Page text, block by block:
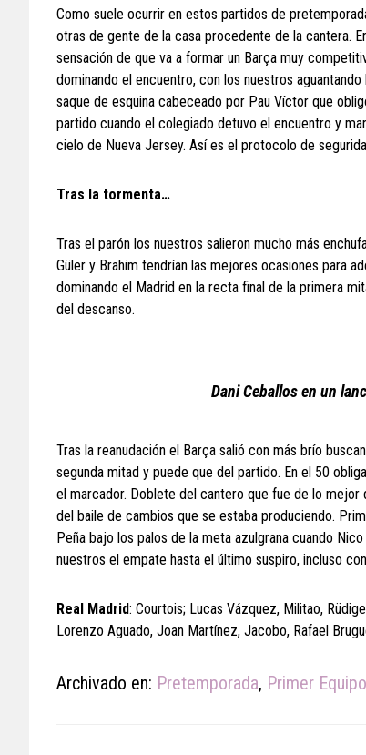
Como suele ocurrir en estos partidos de
otras de gente de la casa procedente de la cantera.
sensación de que va a formar un Barça muy
dominando el encuentro, con los nuestros
saque de esquina cabeceado por Pau Víctor que
partido cuando el colegiado detuvo el encuentro y
cielo de Nueva Jersey. Así es el protocolo de
Tras la tormenta…
Tras el parón los nuestros salieron mucho más
Güler y Brahim tendrían las mejores ocasiones para
dominando el Madrid en la recta final de la primera
del descanso.
Dani Ceballos en un
Tras la reanudación el Barça salió con más brío
segunda mitad y puede que del partido. En el 50
el marcador. Doblete del cantero que fue de lo
del baile de cambios que se estaba produciendo.
Peña bajo los palos de la meta azulgrana cuando
nuestros el empate hasta el último suspiro, incluso
Real Madrid: Courtois; Lucas Vázquez, Militao,
Lorenzo Aguado, Joan Martínez, Jacobo, Rafael
Archivado en: Pretemporada, Primer Equipo